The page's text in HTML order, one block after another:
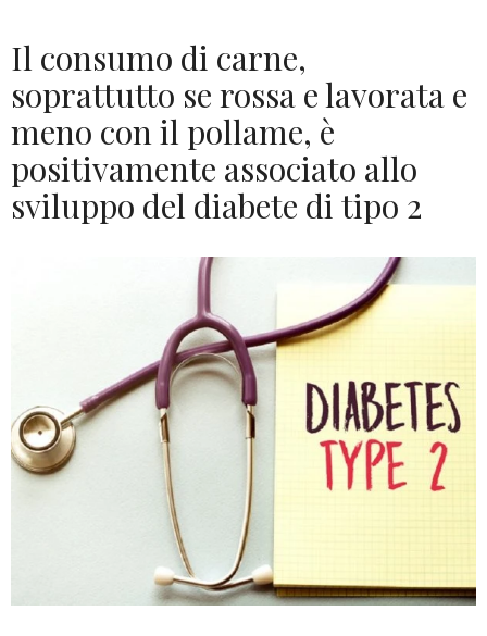
Il consumo di carne,
soprattutto se rossa e lavorata e
meno con il pollame, è
positivamente associato allo
sviluppo del diabete di tipo 2